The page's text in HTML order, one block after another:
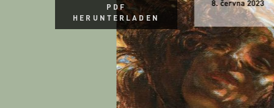
PDF
HERUNTERLADEN